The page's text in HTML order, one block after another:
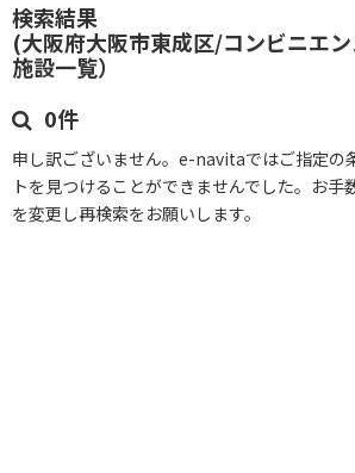
検索結果
(大阪府大阪市東成区/コンビニエ
施設一覧）
0件
申し訳ございません。e-navitaではご指定の
トを見つけることができませんでした。お手
を変更し再検索をお願いします。